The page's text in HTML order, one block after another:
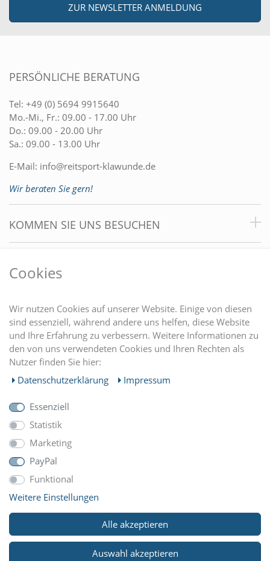
ZUR NEWSLETTER ANMELDUNG
PERSÖNLICHE BERATUNG
Tel: +49 (0) 5694 9915640
Mo.-Mi., Fr.: 09.00 - 17.00 Uhr
Do.: 09.00 - 20.00 Uhr
Sa.: 09.00 - 13.00 Uhr
E-Mail: info@reitsport-klawunde.de
Wir beraten Sie gern!
KOMMEN SIE UNS BESUCHEN
EINKAUFEN
MEIN KONTO
UNTERNEHMEN
ZAHLUNGARTEN
WIR VERSCHICKEN MIT
Cookies
Wir nutzen Cookies auf unserer Website. Einige von diesen
sind essenziell, während andere uns helfen, diese Website
und Ihre Erfahrung zu verbessern. Weitere Informationen zu
den von uns verwendeten Cookies und Ihren Rechten als
Nutzer finden Sie hier:
Daten­schutz­erklärung
Impressum
Essenziell
Statistik
Marketing
PayPal
Funktional
Weitere Einstellungen
Alle akzeptieren
Auswahl akzeptieren